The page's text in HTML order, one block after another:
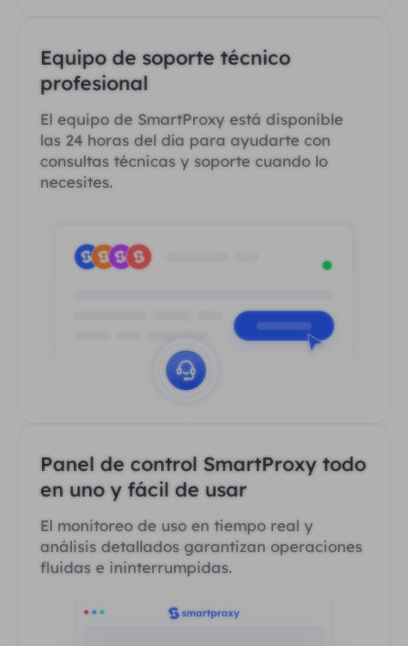
Equipo de soporte técnico
profesional
El equipo de SmartProxy está disponible
las 24 horas del día para ayudarte con
consultas técnicas y soporte cuando lo
necesites.
Panel de control SmartProxy todo
en uno y fácil de usar
El monitoreo de uso en tiempo real y
análisis detallados garantizan operaciones
fluidas e ininterrumpidas.